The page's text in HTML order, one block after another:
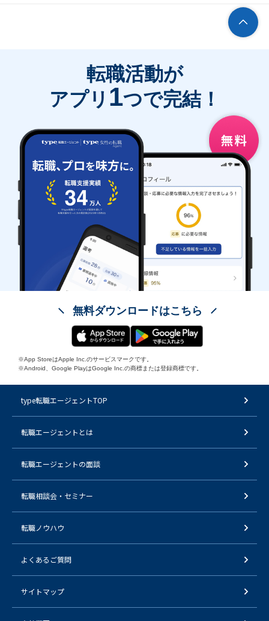
転職活動が
アプリ 1つで完結！
無料ダウンロードはこちら
※App StoreはApple Inc.のサービスマークです。
※Android、Google PlayはGoogle Inc.の商標または登録商標です。
type転職エージェントTOP
転職エージェントとは
転職エージェントの面談
転職相談会・セミナー
転職ノウハウ
よくあるご質問
サイトマップ